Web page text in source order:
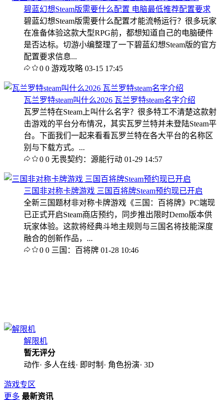
碧蓝幻想Steam版需要什么配置 电脑最低推荐配置要求
碧蓝幻想Steam版需要什么配置才能流畅运行？很多玩家
在准备体验这款大型RPG前，都想知道自己的电脑硬件
是否达标。切游小编整理了一下碧蓝幻想Steam版的官方
配置要求信息...
0 0 游戏攻略 03-15 17:45
瓦兰罗特steam叫什么2026 瓦兰罗特steam名字介绍
瓦罗兰特在Steam上叫什么名字？很多特工不清楚这款射
击游戏的平台分布情况，其实瓦罗兰特并未登陆Steam平
台。下面我们一起来看看瓦罗兰特在各大平台的名称区
别与下载方式。...
0 0 无畏契约：源能行动 01-29 14:57
三国非对称卡牌游戏 三国百将牌Steam预约现已开启
全新三国题材非对称卡牌游戏《三国：百将牌》PC端现
已正式开启Steam商店预约，同步推出限时Demo版本供
玩家体验。这款将经典斗地主规则与三国名将技能深度
融合的创新作品，...
0 0 三国：百将牌 01-28 10:46
解限机
暂无评分
动作· 多人在线· 即时制· 角色扮演· 3D
游戏专区
更多 最新资讯